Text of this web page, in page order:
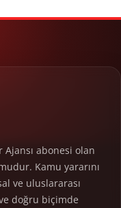
abonesi olan
Kamu yararını
ve uluslararası
doğru biçimde